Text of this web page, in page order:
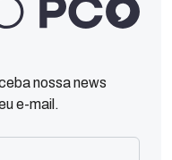
nossa news
e-mail.